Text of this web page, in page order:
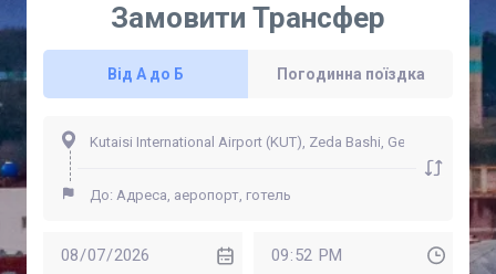
Замовити Трансфер
Від А до Б Погодинна поїздка